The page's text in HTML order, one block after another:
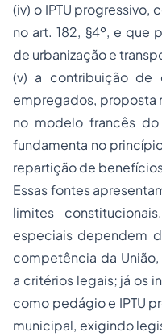
(iv) o IPTU
no art. 182, §4º, e que
de urbanização e
(v) a contribuição de
empregados, proposta
no modelo francês do
fundamenta no
repartição de
Essas fontes
limites
especiais dependem
competência da
a critérios legais; já os
como pedágio e IPTU
municipal, exigindo